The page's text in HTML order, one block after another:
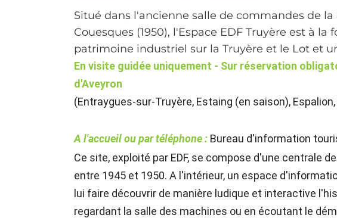
Situé dans l'ancienne salle de commandes de
Couesques (1950), l'Espace EDF Truyère est à
patrimoine industriel sur la Truyère et le Lot et
En visite guidée uniquement - Sur réservation
d'Aveyron
(Entraygues-sur-Truyère, Estaing (en saison),
A l'accueil ou par téléphone : Bureau d'information
Ce site, exploité par EDF, se compose d'une centrale
entre 1945 et 1950. A l'intérieur, un espace
lui faire découvrir de manière ludique et interactive
regardant la salle des machines ou en écoutant le